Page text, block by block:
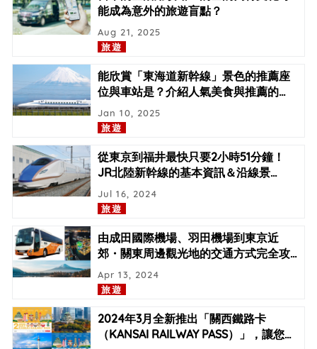
能成為意外的旅遊盲點？
旅遊
Aug 21, 2025
能欣賞「東海道新幹線」景色的推薦座
位與車站是？介紹人氣美食與推薦的…
旅遊
Jan 10, 2025
從東京到福井最快只要2小時51分鐘！
JR北陸新幹線的基本資訊＆沿線景…
旅遊
Jul 16, 2024
由成田國際機場、羽田機場到東京近
郊・關東周邊觀光地的交通方式完全攻…
旅遊
Apr 13, 2024
2024年3月全新推出「關西鐵路卡
（KANSAI RAILWAY PASS）」，讓您…